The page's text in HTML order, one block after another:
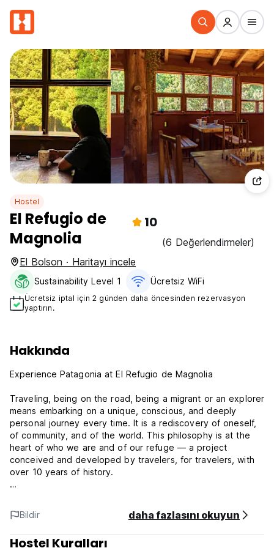
Hostel
El Refugio de
Magnolia
10
(6 Değerlendirmeler)
El Bolson · Haritayı incele
Sustainability Level 1 Ücretsiz WiFi
Ücretsiz iptal için 2 günden daha öncesinden rezervasyon
yaptırın.
Hakkında
Experience Patagonia at El Refugio de Magnolia
Traveling, being on the road, being a migrant or an explorer
means embarking on a unique, conscious, and deeply
personal journey every time. It is a rediscovery of oneself,
of community, and of the world. This philosophy is at the
heart of who we are and of our refuge — a project
conceived and developed by travelers, for travelers, with
over 10 years of history.
choose your adventure: hiking the Wharton trails,
horseback riding like a true gaucho, yoga, cooking
workshops, or taking part in local festivals and cultural
events. In the evenings, share stories at our social bar or
Bildir daha fazlasını okuyun
Hostel Kuralları